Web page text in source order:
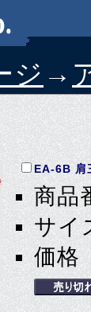
ジ →
EA-6B 肩
商品
サイ
価格